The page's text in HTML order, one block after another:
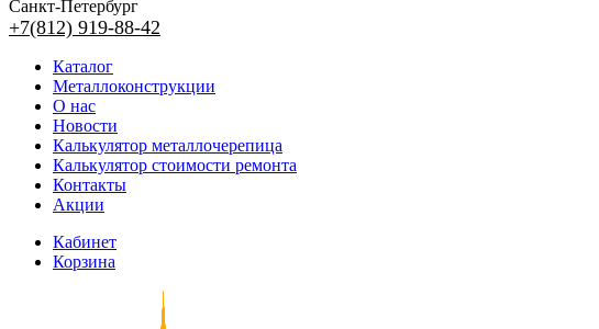
Санкт-Петербург
+7(812) 919-88-42
Каталог
Металлоконструкции
О нас
Новости
Калькулятор металлочерепица
Калькулятор стоимости ремонта
Контакты
Акции
Кабинет
Корзина